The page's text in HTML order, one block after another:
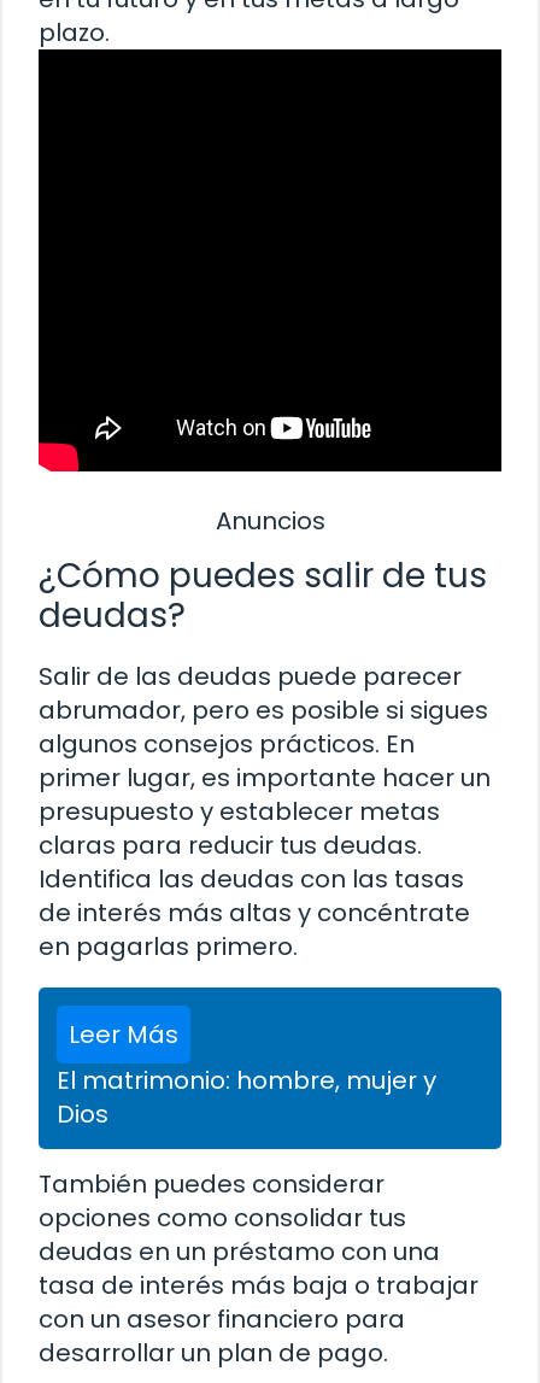
plazo.
Anuncios
¿Cómo puedes salir de tus
deudas?
Salir de las deudas puede parecer
abrumador, pero es posible si sigues
algunos consejos prácticos. En
primer lugar, es importante hacer un
presupuesto y establecer metas
claras para reducir tus deudas.
Identifica las deudas con las tasas
de interés más altas y concéntrate
en pagarlas primero.
Leer Más
El matrimonio: hombre, mujer y
Dios
También puedes considerar
opciones como consolidar tus
deudas en un préstamo con una
tasa de interés más baja o trabajar
con un asesor financiero para
desarrollar un plan de pago.